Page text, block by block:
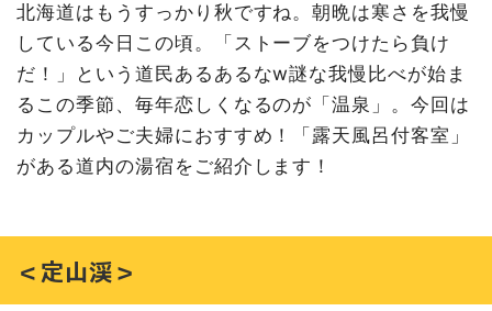
湯の川温泉 湯の川プリンスホテル渚亭
＜洞爺湖＞
ザ・レイクスイート湖の栖
＜支笏湖＞
しこつ湖 鶴雅リゾートスパ 水の謌
＜虎杖浜＞
＜登別＞
登別温泉郷 滝乃家
登別温泉 旅亭 花ゆら
北海道はもうすっかり秋ですね。朝晩は寒さを我慢
している今日この頃。「ストーブをつけたら負け
だ！」という道民あるあるなw謎な我慢比べが始ま
るこの季節、毎年恋しくなるのが「温泉」。今回は
カップルやご夫婦におすすめ！「露天風呂付客室」
がある道内の湯宿をご紹介します！
＜定山渓＞